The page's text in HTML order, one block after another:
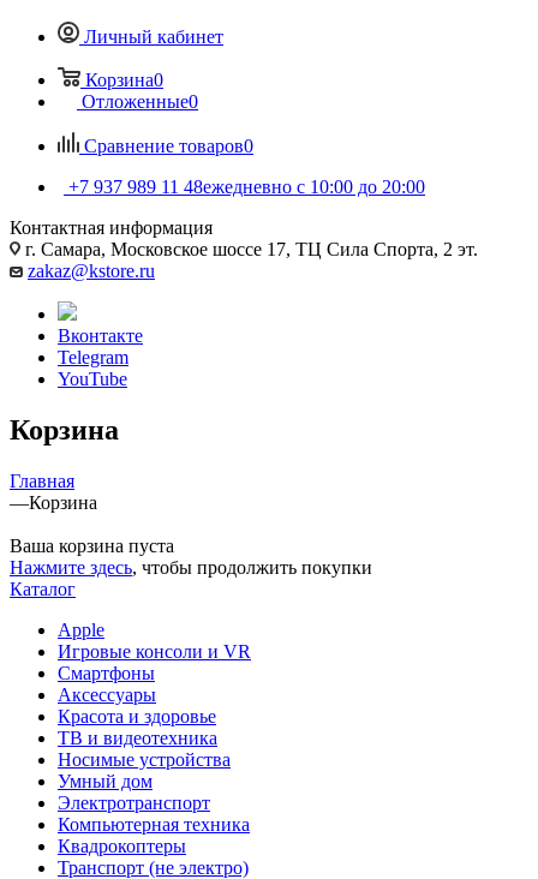
Личный кабинет
Корзина0
Отложенные0
Сравнение товаров0
+7 937 989 11 48ежедневно с 10:00 до 20:00
Контактная информация
г. Самара, Московское шоссе 17, ТЦ Сила Спорта, 2 эт.
zakaz@kstore.ru
Вконтакте
Telegram
YouTube
Корзина
Главная
—Корзина
Ваша корзина пуста
Нажмите здесь, чтобы продолжить покупки
Каталог
Apple
Игровые консоли и VR
Смартфоны
Аксессуары
Красота и здоровье
ТВ и видеотехника
Носимые устройства
Умный дом
Электротранспорт
Компьютерная техника
Квадрокоптеры
Транспорт (не электро)